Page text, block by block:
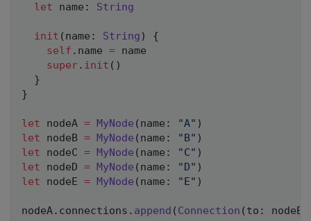
let name : String
init ( name : String )
{
self . name = name
super. init ( )
}
}
let nodeA = MyNode ( name : "A" )
let nodeB = MyNode ( name : "B" )
let nodeC = MyNode ( name : "C" )
let nodeD = MyNode ( name : "D" )
let nodeE = MyNode ( name : "E" )
nodeA. connections . append ( Connection ( to : nodeB